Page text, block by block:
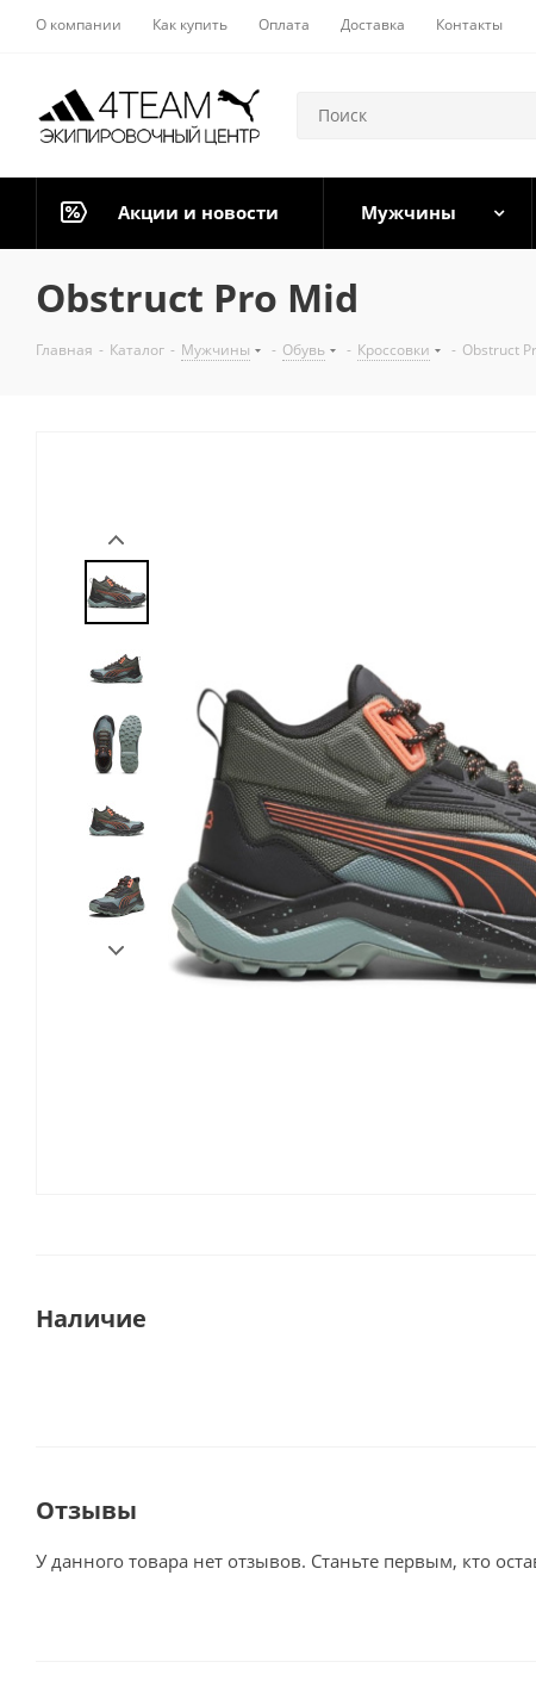
О компании Как купить Оплата Доставка Контакты
Акции и новости Мужчины
Obstruct Pro Mid
Главная - Каталог - Мужчины - Обувь - Кроссовки - Obstruct
Наличие
Отзывы
У данного товара нет отзывов. Станьте первым, кто